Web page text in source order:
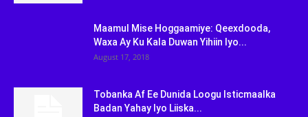
Maamul Mise Hoggaamiye: Qeexdooda,
Waxa Ay Ku Kala Duwan Yihiin Iyo...
August 17, 2018
Tobanka Af Ee Dunida Loogu Isticmaalka
Badan Yahay Iyo Liiska...